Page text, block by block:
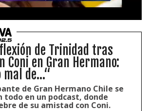
de Trinidad tras
Coni en Gran Hermano:
de...“
de Gran Hermano Chile se
todo en un podcast, donde
de su amistad con Coni.